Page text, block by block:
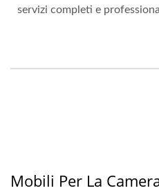
servizi completi e
Mobili Per La